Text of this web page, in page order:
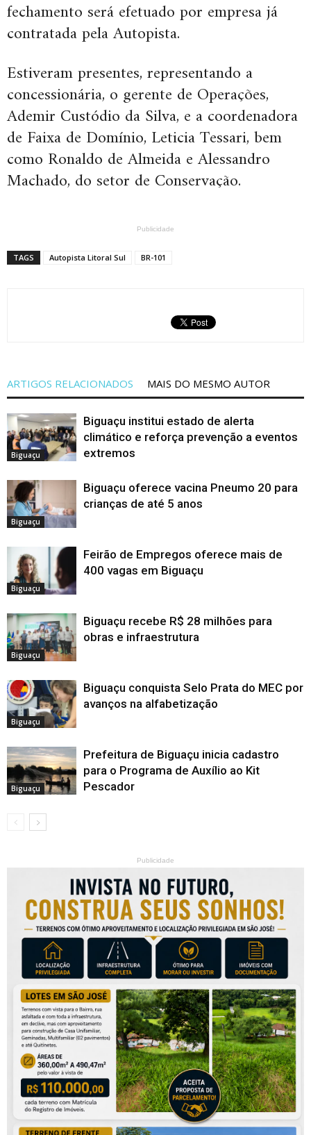
fechamento será efetuado por empresa já
contratada pela Autopista.
Estiveram presentes, representando a
concessionária, o gerente de Operações,
Ademir Custódio da Silva, e a coordenadora
de Faixa de Domínio, Leticia Tessari, bem
como Ronaldo de Almeida e Alessandro
Machado, do setor de Conservação.
Publicidade
TAGS Autopista Litoral Sul BR-101
ARTIGOS RELACIONADOS MAIS DO MESMO AUTOR
Biguaçu
Biguaçu institui estado de alerta
climático e reforça prevenção a eventos
extremos
Biguaçu
Biguaçu oferece vacina Pneumo 20 para
crianças de até 5 anos
Biguaçu
Feirão de Empregos oferece mais de
400 vagas em Biguaçu
Biguaçu
Biguaçu recebe R$ 28 milhões para
obras e infraestrutura
Biguaçu
Biguaçu conquista Selo Prata do MEC por
avanços na alfabetização
Biguaçu
Prefeitura de Biguaçu inicia cadastro
para o Programa de Auxílio ao Kit
Pescador
Publicidade